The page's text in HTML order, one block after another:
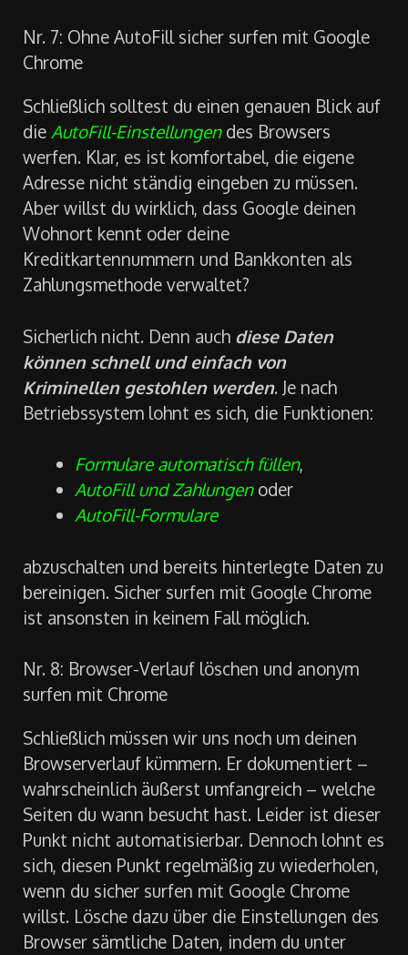
Nr. 7: Ohne AutoFill sicher surfen mit Google
Chrome
Schließlich solltest du einen genauen Blick auf
die AutoFill-Einstellungendes Browsers
werfen. Klar, es ist komfortabel, die eigene
Adresse nicht ständig eingeben zu müssen.
Aber willst du wirklich, dass Google deinen
Wohnort kennt oder deine
Kreditkartennummern und Bankkonten als
Zahlungsmethode verwaltet?
Sicherlich nicht. Denn auch diese Daten
können schnell und einfach von
Kriminellen gestohlen werden. Je nach
Betriebssystem lohnt es sich, die Funktionen:
Formulare automatisch füllen,
AutoFill und Zahlungenoder
AutoFill-Formulare
abzuschalten und bereits hinterlegte Daten zu
bereinigen. Sicher surfen mit Google Chrome
ist ansonsten in keinem Fall möglich.
Nr. 8: Browser-Verlauf löschen und anonym
surfen mit Chrome
Schließlich müssen wir uns noch um deinen
Browserverlauf kümmern. Er dokumentiert –
wahrscheinlich äußerst umfangreich – welche
Seiten du wann besucht hast. Leider ist dieser
Punkt nicht automatisierbar. Dennoch lohnt es
sich, diesen Punkt regelmäßig zu wiederholen,
wenn du sicher surfen mit Google Chrome
willst. Lösche dazu über die Einstellungen des
Browser sämtliche Daten, indem du unter